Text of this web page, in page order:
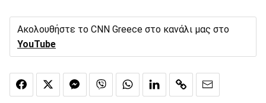
Ακολουθήστε το CNN Greece στο κανάλι μας στο
YouTube